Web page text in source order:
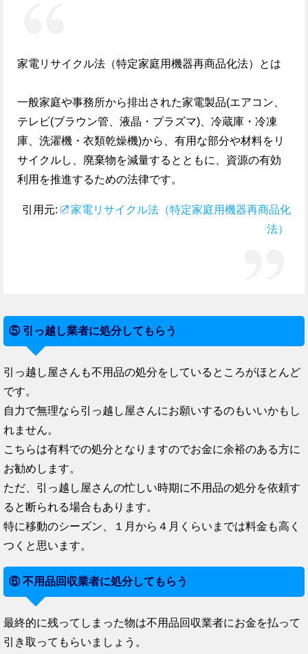
家電リサイクル法（特定家庭用機器再商品化法）とは
一般家庭や事務所から排出された家電製品(エアコン、
テレビ(ブラウン管、液晶・プラズマ)、冷蔵庫・冷凍
庫、洗濯機・衣類乾燥機)から、有用な部分や材料をリ
サイクルし、廃棄物を減量するとともに、資源の有効
利用を推進するための法律です。
引用元:
家電リサイクル法（特定家庭用機器再商品化
法）
⑤ 引っ越し業者に処分してもらう
引っ越し屋さんも不用品の処分をしているところがほとんど
です。
自力で無理なら引っ越し屋さんにお願いするのもいいかもし
れません。
こちらは有料での処分となりますのでお金に余裕のある方に
お勧めします。
ただ、引っ越し屋さんの忙しい時期に不用品の処分を依頼す
ると断られる場合もあります。
特に移動のシーズン、１月から４月くらいまでは料金も高く
つくと思います。
⑥ 不用品回収業者に処分してもらう
最終的に残ってしまった物は不用品回収業者にお金を払って
引き取ってもらいましょう。